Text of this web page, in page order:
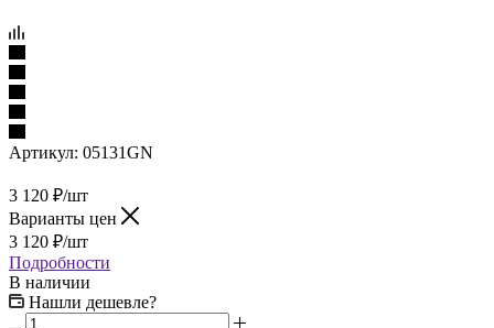
Артикул: 05131GN
3 120 ₽/шт
Варианты цен
3 120 ₽/шт
Подробности
В наличии
Нашли дешевле?